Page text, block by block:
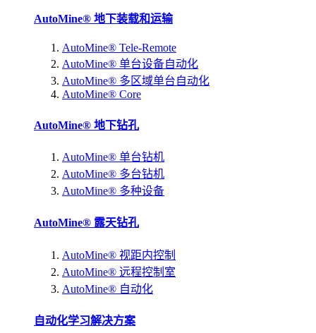
AutoMine® 地下装载和运输
AutoMine® Tele-Remote
AutoMine® 单台设备自动化
AutoMine® 多区域单台自动化
AutoMine® Core
AutoMine® 地下钻孔
AutoMine® 单台钻机
AutoMine® 多台钻机
AutoMine® 多种设备
AutoMine® 露天钻孔
AutoMine® 视距内控制
AutoMine® 远程控制室
AutoMine® 自动化
自动化学习解决方案